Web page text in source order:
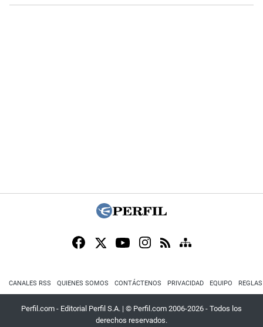
CANALES RSS QUIENES SOMOS CONTÁCTENOS PRIVACIDAD EQUIPO
Perfil.com - Editorial Perfil S.A. | © Perfil.com 2006-2026 - Todos los
derechos reservados.